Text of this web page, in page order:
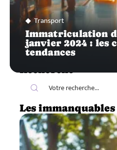
Transport
Immatriculation
janvier 2024 : les
tendances
Recherche
Les immanquables